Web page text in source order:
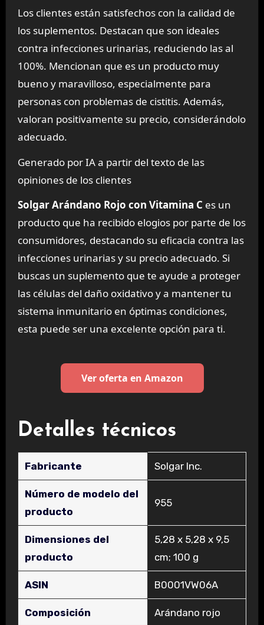
Los clientes están satisfechos con la calidad de
los suplementos. Destacan que son ideales
contra infecciones urinarias, reduciendo las al
100%. Mencionan que es un producto muy
bueno y maravilloso, especialmente para
personas con problemas de cistitis. Además,
valoran positivamente su precio, considerándolo
adecuado.
Generado por IA a partir del texto de las
opiniones de los clientes
Solgar Arándano Rojo con Vitamina C es un
producto que ha recibido elogios por parte de los
consumidores, destacando su eficacia contra las
infecciones urinarias y su precio adecuado. Si
buscas un suplemento que te ayude a proteger
las células del daño oxidativo y a mantener tu
sistema inmunitario en óptimas condiciones,
esta puede ser una excelente opción para ti.
Ver oferta en Amazon
Detalles técnicos
Fabricante ‎Solgar Inc.
Número de modelo del
producto
‎955
Dimensiones del
producto
‎5,28 x 5,28 x 9,5
cm; 100 g
ASIN ‎B0001VW06A
Composición ‎Arándano rojo